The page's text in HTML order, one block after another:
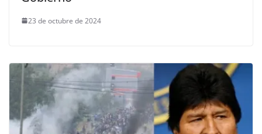
23 de octubre de 2024